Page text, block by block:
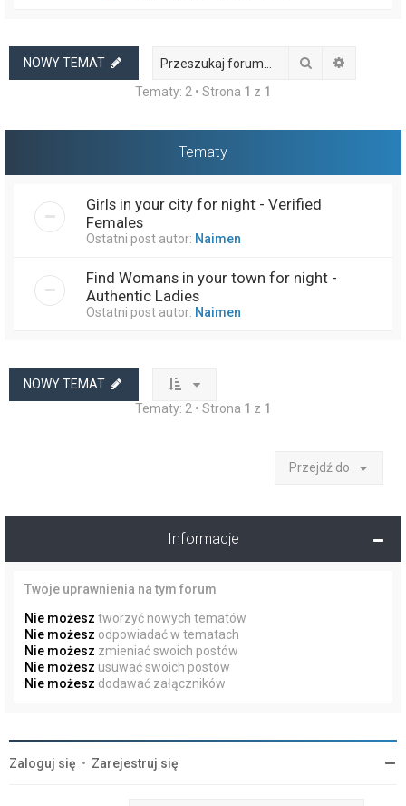
NOWY TEMAT Szukaj
Tematy: 2 • Strona 1 z 1
Tematy
Girls in your city for night - Verified
Females
Ostatni post autor: Naimen
Find Womans in your town for night -
Authentic Ladies
Ostatni post autor: Naimen
NOWY TEMAT
Tematy: 2 • Strona 1 z 1
Przejdź do
Informacje
Twoje uprawnienia na tym forum
Nie możesz tworzyć nowych tematów
Nie możesz odpowiadać w tematach
Nie możesz zmieniać swoich postów
Nie możesz usuwać swoich postów
Nie możesz dodawać załączników
Zaloguj się • Zarejestruj się